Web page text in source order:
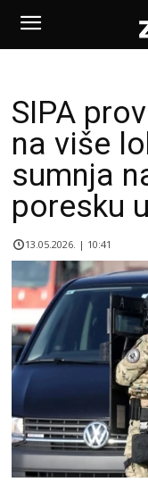
SIPA
na više
sumnja
poresku
13.05.2026. | 10:41